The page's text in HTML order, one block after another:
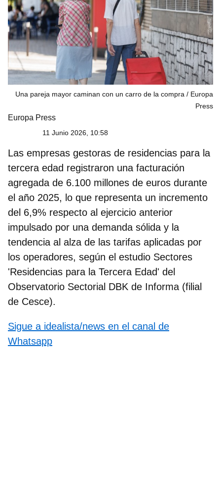
Una pareja mayor caminan con un carro de la compra
Europa
Press
Europa Press
11 Junio 2026, 10:58
Las empresas gestoras de residencias para la
tercera edad registraron una facturación
agregada de 6.100 millones de euros durante
el año 2025, lo que representa un incremento
del 6,9% respecto al ejercicio anterior
impulsado por una demanda sólida y la
tendencia al alza de las tarifas aplicadas por
los operadores, según el estudio Sectores
'Residencias para la Tercera Edad' del
Observatorio Sectorial DBK de Informa (filial
de Cesce).
Sigue a idealista/news en el canal de
Whatsapp